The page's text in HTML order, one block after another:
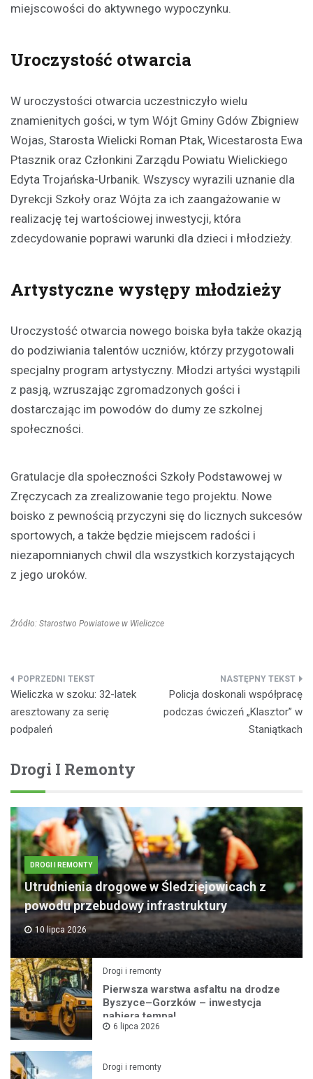
miejscowości do aktywnego wypoczynku.
Uroczystość otwarcia
W uroczystości otwarcia uczestniczyło wielu
znamienitych gości, w tym Wójt Gminy Gdów Zbigniew
Wojas, Starosta Wielicki Roman Ptak, Wicestarosta Ewa
Ptasznik oraz Członkini Zarządu Powiatu Wielickiego
Edyta Trojańska-Urbanik. Wszyscy wyrazili uznanie dla
Dyrekcji Szkoły oraz Wójta za ich zaangażowanie w
realizację tej wartościowej inwestycji, która
zdecydowanie poprawi warunki dla dzieci i młodzieży.
Artystyczne występy młodzieży
Uroczystość otwarcia nowego boiska była także okazją
do podziwiania talentów uczniów, którzy przygotowali
specjalny program artystyczny. Młodzi artyści wystąpili
z pasją, wzruszając zgromadzonych gości i
dostarczając im powodów do dumy ze szkolnej
społeczności.
Gratulacje dla społeczności Szkoły Podstawowej w
Zręczycach za zrealizowanie tego projektu. Nowe
boisko z pewnością przyczyni się do licznych sukcesów
sportowych, a także będzie miejscem radości i
niezapomnianych chwil dla wszystkich korzystających
z jego uroków.
Źródło: Starostwo Powiatowe w Wieliczce
Nawigacja
wpisu
Wieliczka w szoku: 32-latek
aresztowany za serię
podpaleń
Policja doskonali współpracę
podczas ćwiczeń „Klasztor” w
Staniątkach
Drogi I Remonty
DROGI I REMONTY
Utrudnienia drogowe w Śledziejowicach z
powodu przebudowy infrastruktury
10 lipca 2026
Drogi i remonty
Pierwsza warstwa asfaltu na drodze
Byszyce–Gorzków – inwestycja
nabiera tempa!
6 lipca 2026
Drogi i remonty